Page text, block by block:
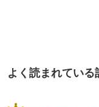
よく読まれてい